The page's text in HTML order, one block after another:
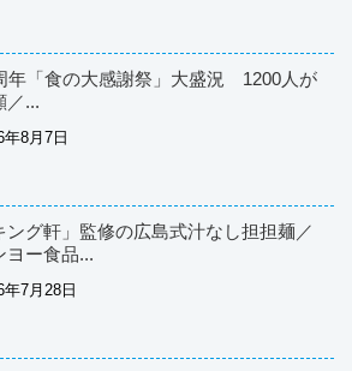
年「食の大感謝祭」大盛況 1200人が
／...
年8月7日
ング軒」監修の広島式汁なし担担麺／
ヨー食品...
年7月28日